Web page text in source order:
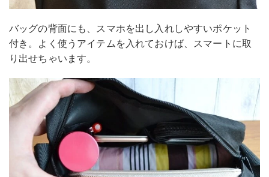
バッグの背面にも、スマホを出し入れしやすいポケット
付き。よく使うアイテムを入れておけば、スマートに取
り出せちゃいます。